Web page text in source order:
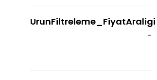
UrunFiltreleme_FiyatAraligi